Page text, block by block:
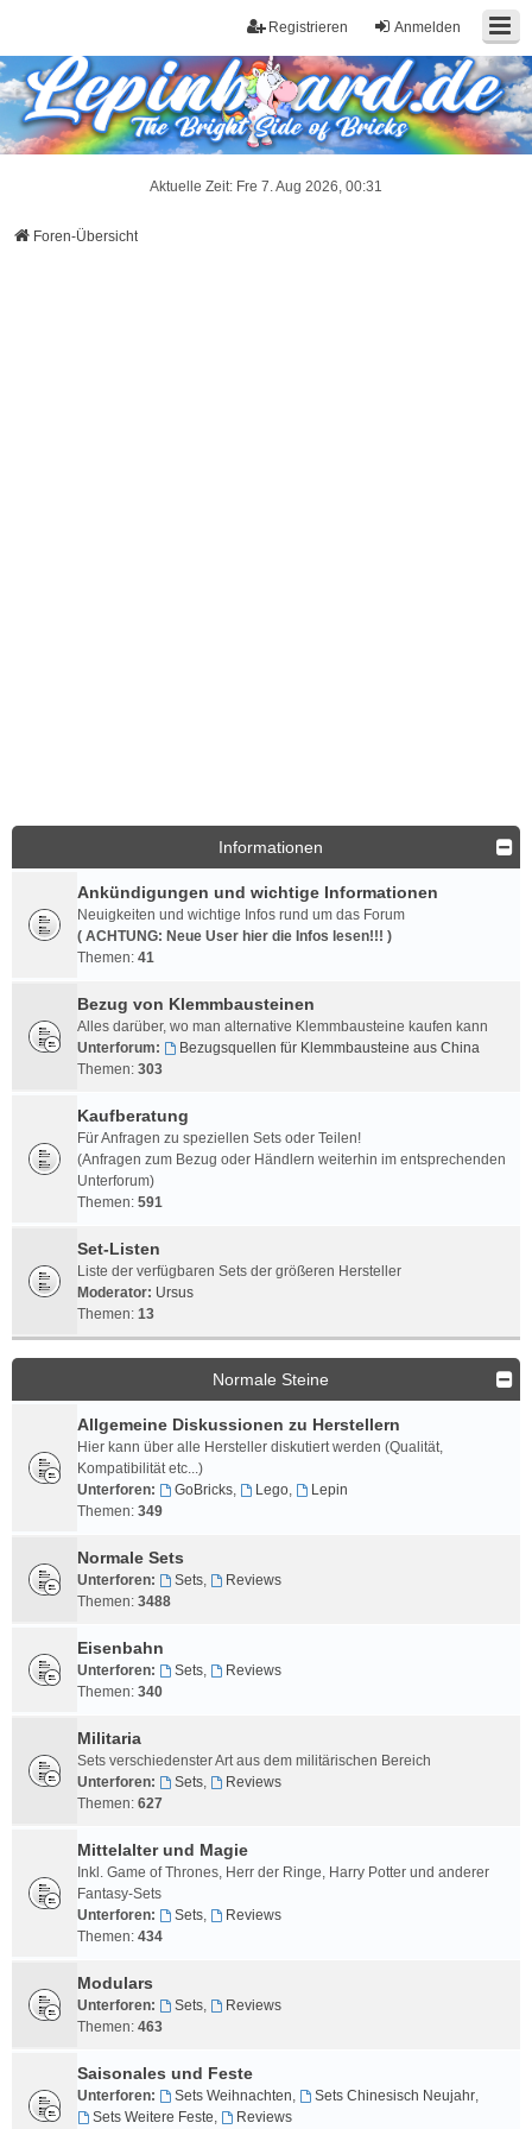
Anmelden
Registrieren
Aktuelle Zeit: Fre 7. Aug 2026, 00:31
Foren-Übersicht
Informationen
Ankündigungen und wichtige Informationen
Neuigkeiten und wichtige Infos rund um das Forum
( ACHTUNG: Neue User hier die Infos lesen!!! )
Themen: 41
Bezug von Klemmbausteinen
Alles darüber, wo man alternative Klemmbausteine kaufen kann
Unterforum:
Bezugsquellen für Klemmbausteine aus China
Themen: 303
Kaufberatung
Für Anfragen zu speziellen Sets oder Teilen!
(Anfragen zum Bezug oder Händlern weiterhin im entsprechenden
Unterforum)
Themen: 591
Set-Listen
Liste der verfügbaren Sets der größeren Hersteller
Moderator: Ursus
Themen: 13
Normale Steine
Allgemeine Diskussionen zu Herstellern
Hier kann über alle Hersteller diskutiert werden (Qualität,
Kompatibilität etc...)
Unterforen:
GoBricks, Lego,
Lepin
Themen: 349
Normale Sets
Unterforen: Sets,
Reviews
Themen: 3488
Eisenbahn
Unterforen: Sets,
Reviews
Themen: 340
Militaria
Sets verschiedenster Art aus dem militärischen Bereich
Unterforen:
Sets,
Reviews
Themen: 627
Mittelalter und Magie
Inkl. Game of Thrones, Herr der Ringe, Harry Potter und anderer
Fantasy-Sets
Unterforen:
Sets,
Reviews
Themen: 434
Modulars
Unterforen: Sets,
Reviews
Themen: 463
Saisonales und Feste
Unterforen: Sets Weihnachten, Sets Chinesisch Neujahr,
Sets Weitere Feste, Reviews